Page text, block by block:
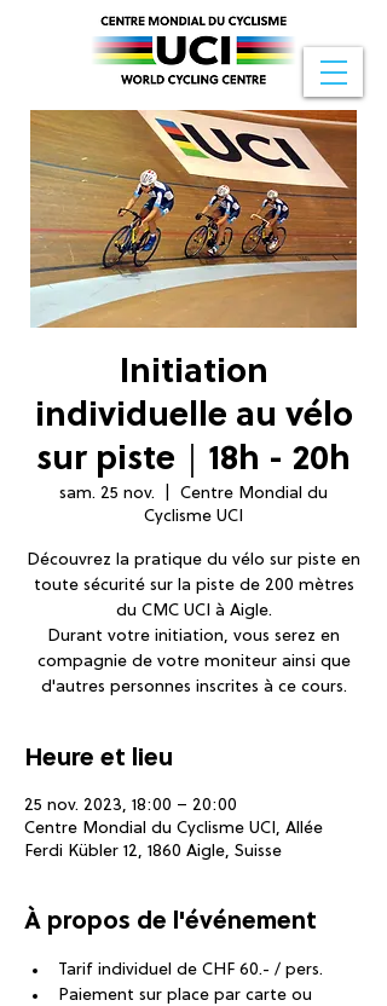
Initiation
individuelle au vélo
sur piste｜18h - 20h
sam. 25 nov.
Centre Mondial du
Cyclisme UCI
Découvrez la pratique du vélo sur piste en
toute sécurité sur la piste de 200 mètres
du CMC UCI à Aigle.
Durant votre initiation, vous serez en
compagnie de votre moniteur ainsi que
d'autres personnes inscrites à ce cours.
Heure et lieu
25 nov. 2023, 18:00 – 20:00
Centre Mondial du Cyclisme UCI, Allée
Ferdi Kübler 12, 1860 Aigle, Suisse
À propos de l'événement
Tarif individuel de CHF 60.- / pers.
Paiement sur place par carte ou